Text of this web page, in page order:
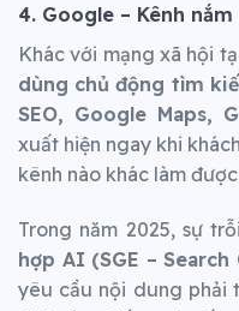
4. Google – Kênh
Khác với mạng xã hội
dùng chủ động tìm
SEO, Google Maps,
xuất hiện ngay khi
kênh nào khác làm
Trong năm 2025, sự
hợp AI (SGE –
yêu cầu nội dung phải